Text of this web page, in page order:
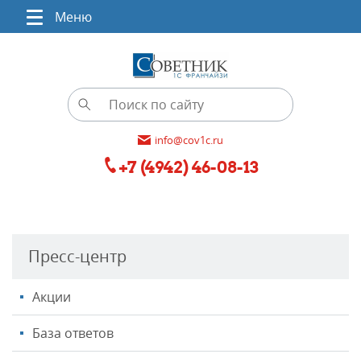
Меню
info@cov1c.ru
+7 (4942) 46-08-13
Пресс-центр
Акции
База ответов